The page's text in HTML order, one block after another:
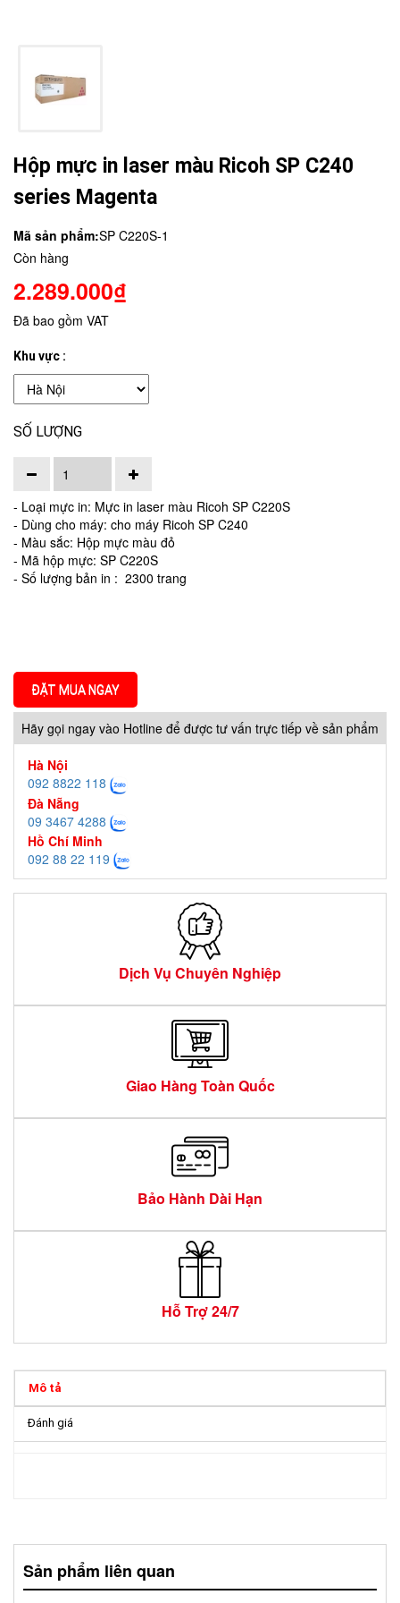
Hộp mực in laser màu Ricoh SP C240
series Magenta
Mã sản phẩm:SP C220S-1
Còn hàng
2.289.000₫
Đã bao gồm VAT
Khu vực :
SỐ LƯỢNG
- Loại mực in: Mực in laser màu Ricoh SP C220S
- Dùng cho máy: cho máy Ricoh SP C240
- Màu sắc: Hộp mực màu đỏ
- Mã hộp mực: SP C220S
- Số lượng bản in : 2300 trang
ĐẶT MUA NGAY
Hãy gọi ngay vào Hotline để được tư vấn trực tiếp về sản phẩm
Hà Nội
092 8822 118
Đà Nẵng
09 3467 4288
Hồ Chí Minh
092 88 22 119
Dịch Vụ Chuyên Nghiệp
Giao Hàng Toàn Quốc
Bảo Hành Dài Hạn
Hỗ Trợ 24/7
Mô tả
Đánh giá
Sản phẩm liên quan